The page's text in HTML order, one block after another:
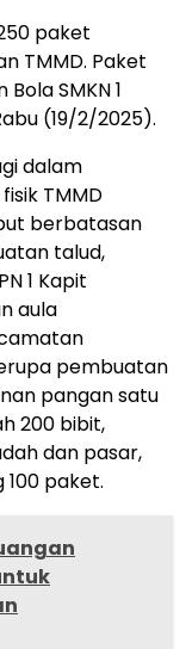
paket
TMMD. Paket
SMKN 1
(19/2/2025).
dalam
TMMD
berbatasan
talud,
1 Kapit
aula
pembuatan
pangan satu
200 bibit,
dan pasar,
paket.